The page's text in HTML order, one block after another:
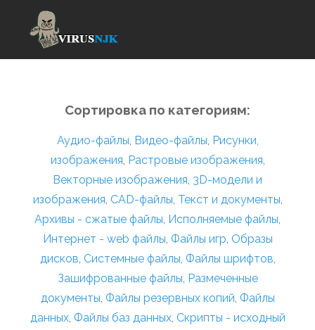
Сортировка по категориям:
Аудио-файлы, Видео-файлы, Рисунки,
изображения, Растровые изображения,
Векторные изображения, 3D-модели и
изображения, CAD-файлы, Текст и документы,
Архивы - сжатые файлы, Исполняемые файлы,
Интернет - web файлы, Файлы игр, Образы
дисков, Системные файлы, Файлы шрифтов,
Зашифрованные файлы, Размеченные
документы, Файлы резервных копий, Файлы
данных, Файлы баз данных, Скрипты - исходный